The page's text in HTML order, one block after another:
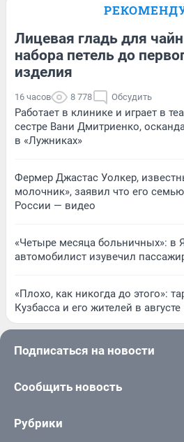
Лицевая гладь для
набора петель до
изделия
16 часов 8 778 Обсудить
Работает в клинике и играет в
сестре Вани Дмитриенко,
в «Лужниках»
Фермер Джастас Уолкер,
молочник», заявил что его
России — видео
«Четыре месяца больничных»: в
автомобилист изувечил
«Плохо, как никогда до этого»:
Кузбасса и его жителей в августе
Подписаться на новости
Сообщить новость
Рубрики